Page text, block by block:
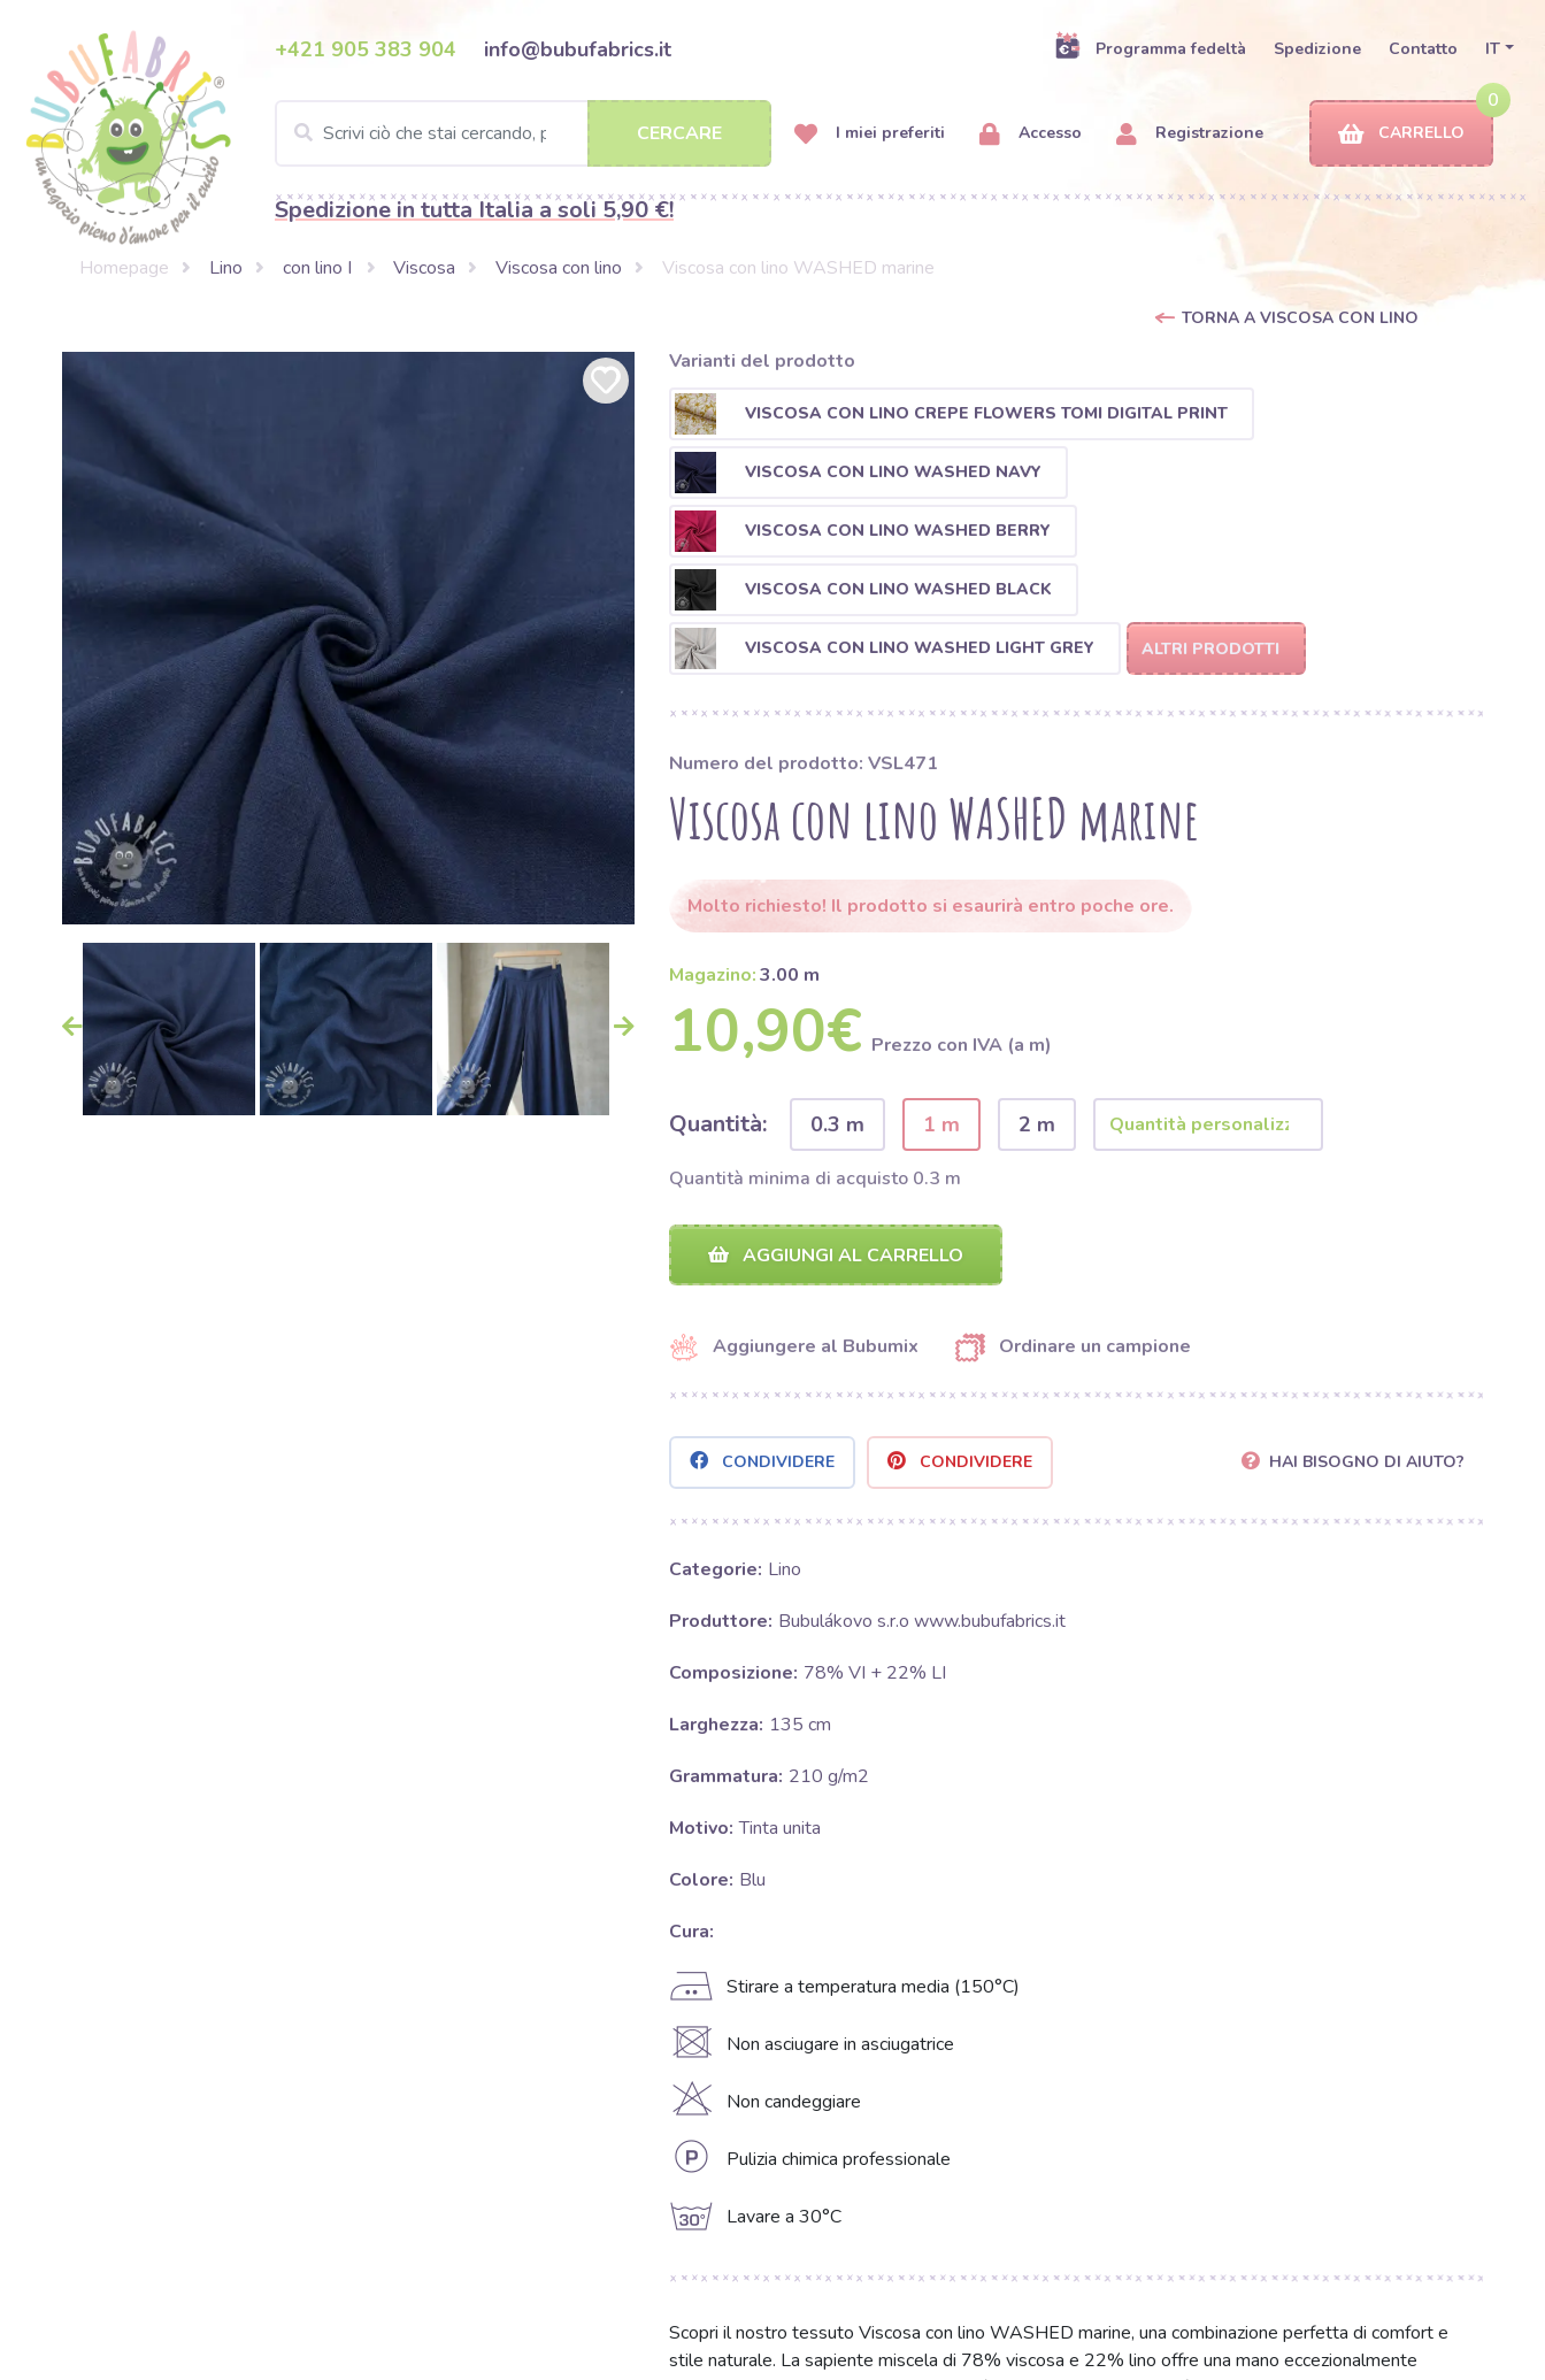
+421 905 383 904 info@bubufabrics.it Programma fedeltà Spedizione Contatto IT
CERCARE I miei preferiti Accesso Registrazione
0
CARRELLO
Spedizione in tutta Italia a soli 5,90 €!
Homepage Lino con lino I Viscosa Viscosa con lino Viscosa con lino WASHED marine
TORNA A VISCOSA CON LINO
Varianti del prodotto
VISCOSA CON LINO CREPE FLOWERS TOMI DIGITAL PRINT
VISCOSA CON LINO WASHED NAVY
VISCOSA CON LINO WASHED BERRY
VISCOSA CON LINO WASHED BLACK
VISCOSA CON LINO WASHED LIGHT GREY ALTRI PRODOTTI
Numero del prodotto: VSL471
Viscosa con lino WASHED marine
Molto richiesto! Il prodotto si esaurirà entro poche ore.
Magazino:3.00 m
10,90€ Prezzo con IVA (a m)
Quantità: 0.3 m 1 m 2 m
Quantità minima di acquisto 0.3 m
AGGIUNGI AL CARRELLO
Aggiungere al Bubumix Ordinare un campione
CONDIVIDERE CONDIVIDERE HAI BISOGNO DI AIUTO?
Categorie: Lino
Produttore: Bubulákovo s.r.o www.bubufabrics.it
Composizione: 78% VI + 22% LI
Larghezza: 135 cm
Grammatura: 210 g/m2
Motivo: Tinta unita
Colore: Blu
Cura:
E Stirare a temperatura media (150°C)
U Non asciugare in asciugatrice
H Non candeggiare
L Pulizia chimica professionale
g Lavare a 30°C
Scopri il nostro tessuto Viscosa con lino WASHED marine, una combinazione perfetta di comfort e
stile naturale. La sapiente miscela di 78% viscosa e 22% lino offre una mano eccezionalmente